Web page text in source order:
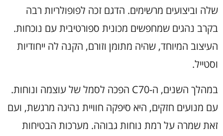
שלה וביצועים מרשימים. הדגם זכה לפופולריות רבה
בקרב נהגים שמחפשים מכונית ספורטיבית עם נוכחות.
העיצוב המיוחד, שהיה מתומן וזורם, הקנה לה ייחודיות
וסטייל.
במהלך השנים, ה-C70 הפכה לסמל של עוצמה ונוחות.
עם מנועים חזקים, היא סיפקה חוויית נהיגה מרגשת, ועם
זאת שמרה על רמת נוחות גבוהה. מערכות הבטיחות